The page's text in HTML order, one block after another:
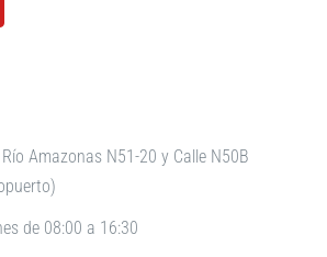
Río Amazonas N51-20 y Calle N50B
de 08:00 a 16:30